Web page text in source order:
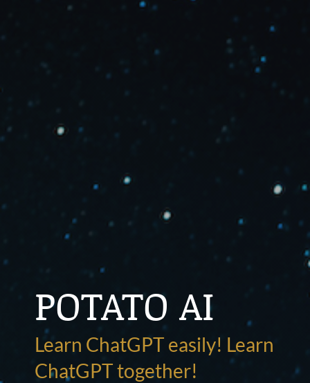
POTATO AI
Learn ChatGPT easily! Learn
ChatGPT together!